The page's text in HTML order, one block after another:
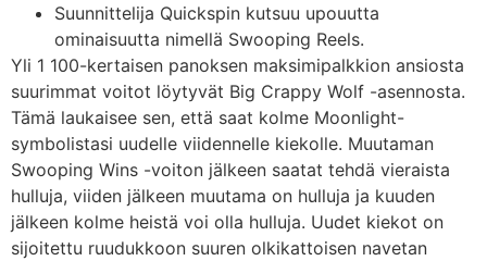
Suunnittelija Quickspin kutsuu upouutta
ominaisuutta nimellä Swooping Reels.
Yli 1 100-kertaisen panoksen maksimipalkkion ansiosta
suurimmat voitot löytyvät Big Crappy Wolf -asennosta.
Tämä laukaisee sen, että saat kolme Moonlight-
symbolistasi uudelle viidennelle kiekolle. Muutaman
Swooping Wins -voiton jälkeen saatat tehdä vieraista
hulluja, viiden jälkeen muutama on hulluja ja kuuden
jälkeen kolme heistä voi olla hulluja. Uudet kiekot on
sijoitettu ruudukkoon suuren olkikattoisen navetan